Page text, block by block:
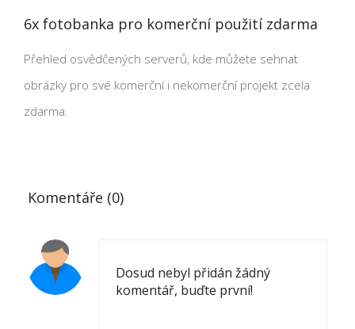
6x fotobanka pro komerční použití zdarma
Přehled osvědčených serverů, kde můžete sehnat
obrázky pro své komerční i nekomerční projekt zcela
zdarma.
Komentáře (0)
Dosud nebyl přidán žádný
komentář, buďte první!